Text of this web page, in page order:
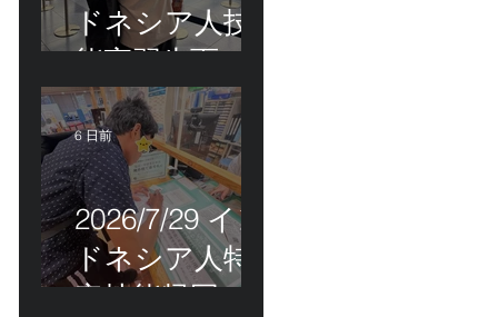
ドネシア人技
能実習生面接
＆インドネシ
ア人R君お見送
り！
2026/7/29 イン
ドネシア人特
定技能帰国手
6 日前